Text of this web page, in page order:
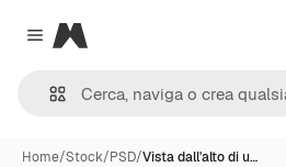
Close menu
Magnific
Home/Stock/PSD/Vista dall'alto di u…